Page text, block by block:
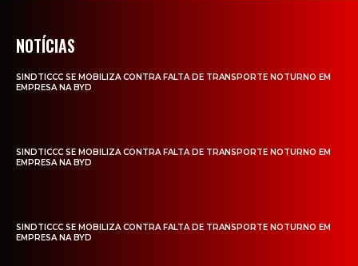
NOTÍCIAS
SINDTICCC SE MOBILIZA CONTRA FALTA DE TRANSPORTE NOTURNO EM
EMPRESA NA BYD
SINDTICCC SE MOBILIZA CONTRA FALTA DE TRANSPORTE NOTURNO EM
EMPRESA NA BYD
SINDTICCC SE MOBILIZA CONTRA FALTA DE TRANSPORTE NOTURNO EM
EMPRESA NA BYD